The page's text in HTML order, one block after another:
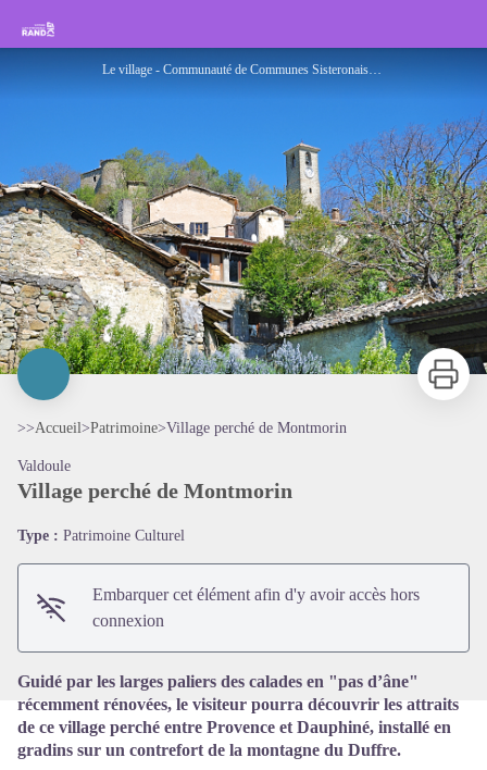
Rando Sisteron Buëch Baronnies Provençales
Le village - Communauté de Communes Sisteronais Buëch
Imprimer
>>Accueil>Patrimoine>Village perché de Montmorin
Valdoule
Village perché de Montmorin
Type : Patrimoine Culturel
Embarquer cet élément afin d'y avoir accès hors
connexion
Guidé par les larges paliers des calades en "pas d’âne"
récemment rénovées, le visiteur pourra découvrir les attraits
de ce village perché entre Provence et Dauphiné, installé en
gradins sur un contrefort de la montagne du Duffre.